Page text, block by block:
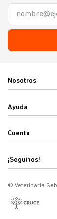
Nosotros
Ayuda
Cuenta
¡Seguinos!
© Veterinaria